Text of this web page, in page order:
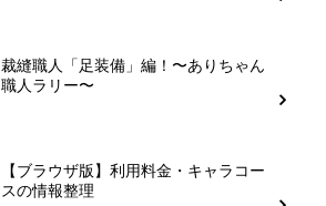
裁縫職人「足装備」編！〜ありちゃん
職人ラリー〜
【ブラウザ版】利用料金・キャラコー
スの情報整理